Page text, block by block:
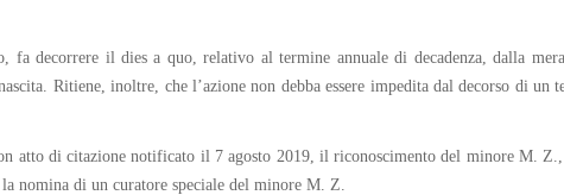
decorrere il dies a quo, relativo al termine annuale di decadenza, dalla
Ritiene, inoltre, che l’azione non debba essere impedita dal decorso di un
atto di citazione notificato il 7 agosto 2019, il riconoscimento del minore M.
nomina di un curatore speciale del minore M. Z.